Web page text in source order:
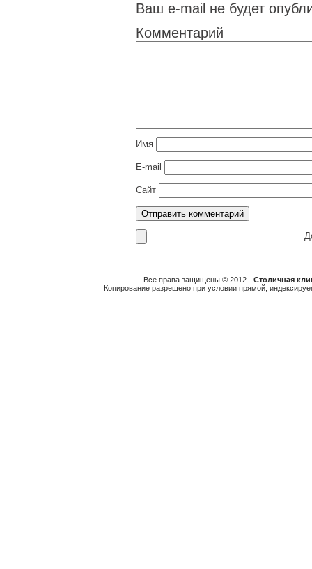
Ваш e-mail не будет
Комментарий
Имя
E-mail
Сайт
Все права защищены © 2012 - Столичная
Копирование разрешено при условии прямой,